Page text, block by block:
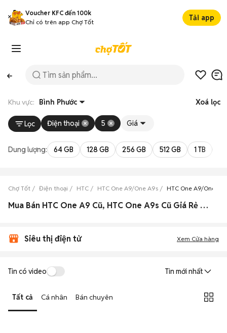
Voucher KFC đến 100k
Chỉ có trên app Chợ Tốt
Tải app
Khu vực: Bình Phước Xoá lọc
Lọc Điện thoại 5 Giá
Dung lượng: 64 GB 128 GB 256 GB 512 GB 1 TB
Chợ Tốt Điện thoại HTC HTC One A9/One A9s HTC One A9/One
Mua Bán HTC One A9 Cũ, HTC One A9s Cũ Giá Rẻ Tại Bình Phước
Siêu thị điện tử Xem Cửa hàng
Tin có video Tin mới nhất
Tất cả Cá nhân Bán chuyên